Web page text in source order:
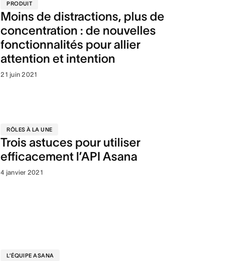
PRODUIT
Moins de distractions, plus de
concentration : de nouvelles
fonctionnalités pour allier
attention et intention
21 juin 2021
RÔLES À LA UNE
Trois astuces pour utiliser
efficacement l’API Asana
4 janvier 2021
L’ÉQUIPE ASANA